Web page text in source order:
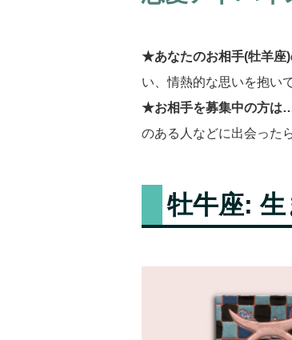
★あなたのお相手(牡羊
い、情熱的な思いを抱い
★お相手を募集中の方
のある人などに出会った
牡牛座: